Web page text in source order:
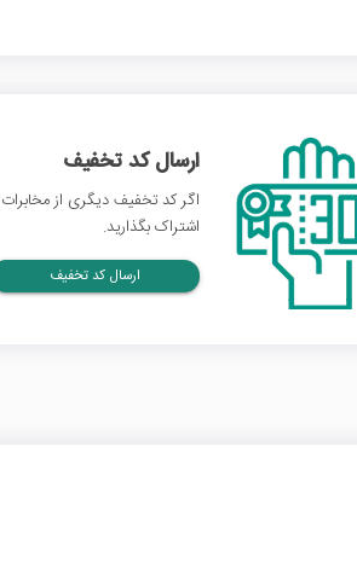
ارسال کد تخفیف
اگر کد تخفیف دیگری از مخابرات
اشتراک بگذارید.
ارسال کد تخفیف